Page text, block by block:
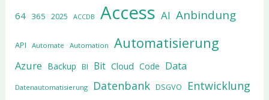
64 365 2025 ACCDB Access AI Anbindung
API Automate Automation Automatisierung
Azure Backup BI Bit Cloud Code Data
Datenautomatisierung Datenbank DSGVO Entwicklung